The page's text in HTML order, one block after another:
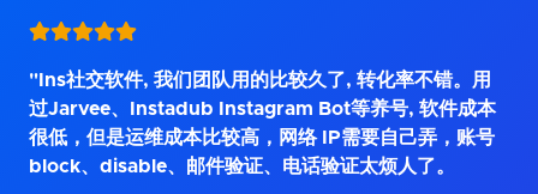
"Ins社交软件, 我们团队用的比较久了, 转化率不错。用
过Jarvee、Instadub Instagram Bot等养号, 软件成本
很低，但是运维成本比较高，网络 IP需要自己弄，账号
block、disable、邮件验证、电话验证太烦人了。